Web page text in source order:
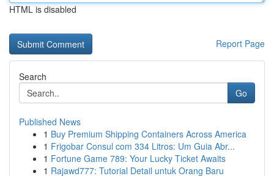
HTML is disabled
Report Page
Search
Go
Published News
1 Buy Premium Shipping Containers Across America
1 Frigobar Consul com 334 Litros: Um Guia Abr...
1 Fortune Game 789: Your Lucky Ticket Awaits
1 Rajawd777: Tutorial Detail untuk Orang Baru